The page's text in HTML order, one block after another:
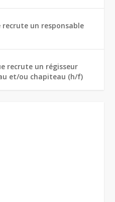
recrute un responsable
recrute un régisseur
et/ou chapiteau (h/f)